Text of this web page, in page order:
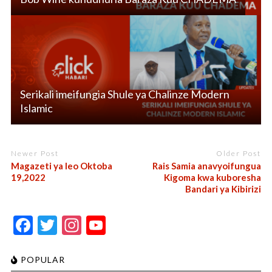
Serikali imeifungia Shule ya Chalinze Modern
Islamic
Newer Post
Magazeti ya leo Oktoba
19,2022
Older Post
Rais Samia anavyoifungua
Kigoma kwa kuboresha
Bandari ya Kibirizi
F
ac
e
T
w
itt
In
st
Y
o
POPULAR